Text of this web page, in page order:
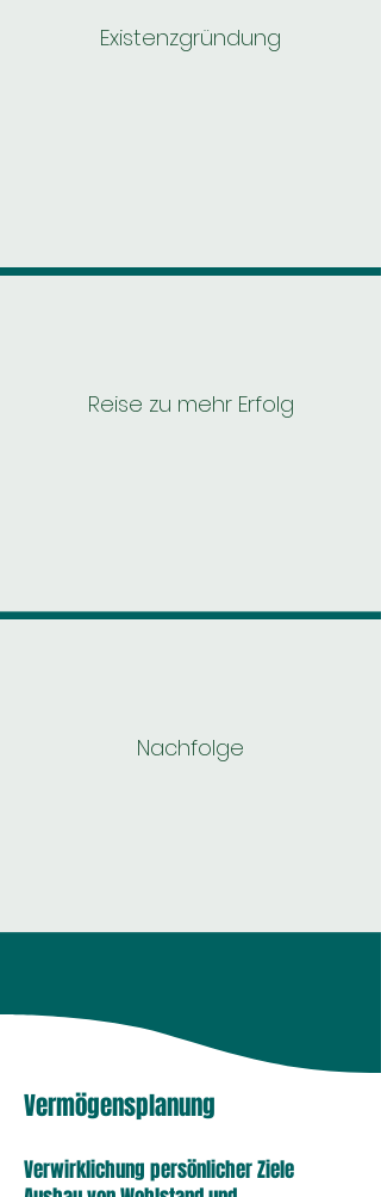
Existenzgründung
Reise zu mehr Erfolg
Nachfolge
Vermögensplanung
Verwirklichung persönlicher Ziele